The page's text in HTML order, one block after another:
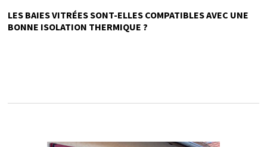
LES BAIES VITRÉES SONT-ELLES COMPATIBLES AVEC UNE
BONNE ISOLATION THERMIQUE ?